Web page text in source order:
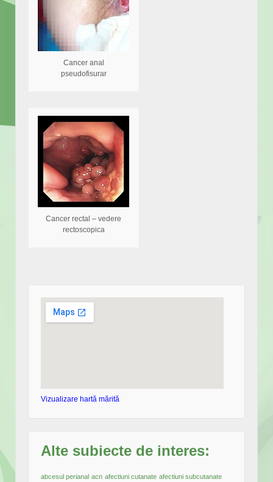
Cancer anal
pseudofisurar
Cancer rectal – vedere
rectoscopica
Vizualizare hartă mărită
Alte subiecte de interes:
abcesul perianal acn afectiuni cutanate afectiuni subcutanate